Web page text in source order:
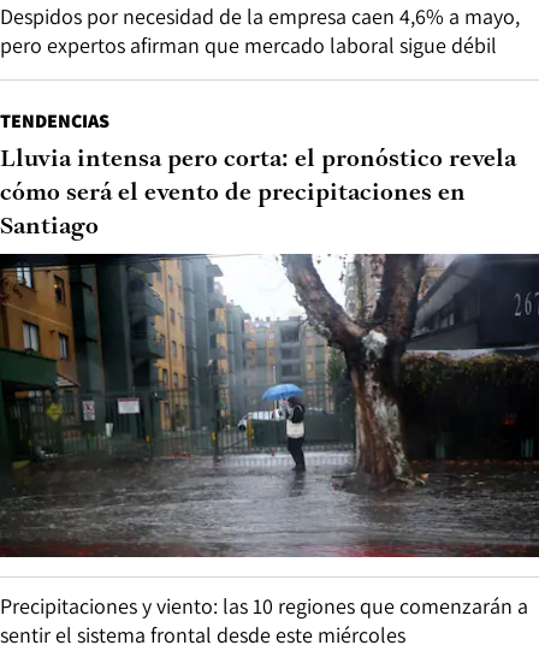
Despidos por necesidad de la empresa caen 4,6% a mayo,
pero expertos afirman que mercado laboral sigue débil
TENDENCIAS
Lluvia intensa pero corta: el pronóstico revela
cómo será el evento de precipitaciones en
Santiago
Precipitaciones y viento: las 10 regiones que comenzarán a
sentir el sistema frontal desde este miércoles